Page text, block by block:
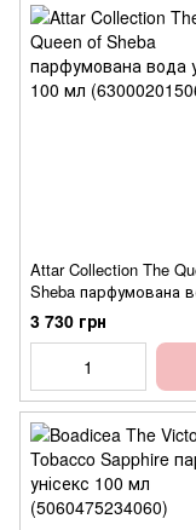
Attar Collection The
Sheba парфумована
унісекс 100 мл
(6300020150629)
3 730 грн